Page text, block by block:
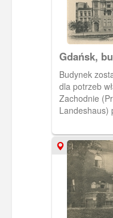
Gdańsk,
prowincji
Budynek został zbudowany w XIX wieku
dla potrzeb
Zachodnie
Landeshaus)
gdańskiego.
siedzibie